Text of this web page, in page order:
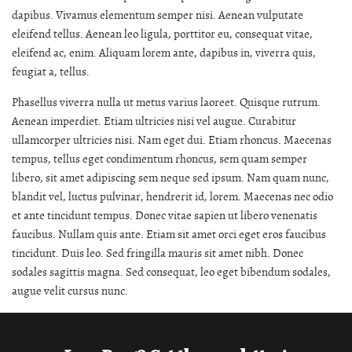
dapibus. Vivamus elementum semper nisi. Aenean vulputate
eleifend tellus. Aenean leo ligula, porttitor eu, consequat vitae,
eleifend ac, enim. Aliquam lorem ante, dapibus in, viverra quis,
feugiat a, tellus.
Phasellus viverra nulla ut metus varius laoreet. Quisque rutrum.
Aenean imperdiet. Etiam ultricies nisi vel augue. Curabitur
ullamcorper ultricies nisi. Nam eget dui. Etiam rhoncus. Maecenas
tempus, tellus eget condimentum rhoncus, sem quam semper
libero, sit amet adipiscing sem neque sed ipsum. Nam quam nunc,
blandit vel, luctus pulvinar, hendrerit id, lorem. Maecenas nec odio
et ante tincidunt tempus. Donec vitae sapien ut libero venenatis
faucibus. Nullam quis ante. Etiam sit amet orci eget eros faucibus
tincidunt. Duis leo. Sed fringilla mauris sit amet nibh. Donec
sodales sagittis magna. Sed consequat, leo eget bibendum sodales,
augue velit cursus nunc.